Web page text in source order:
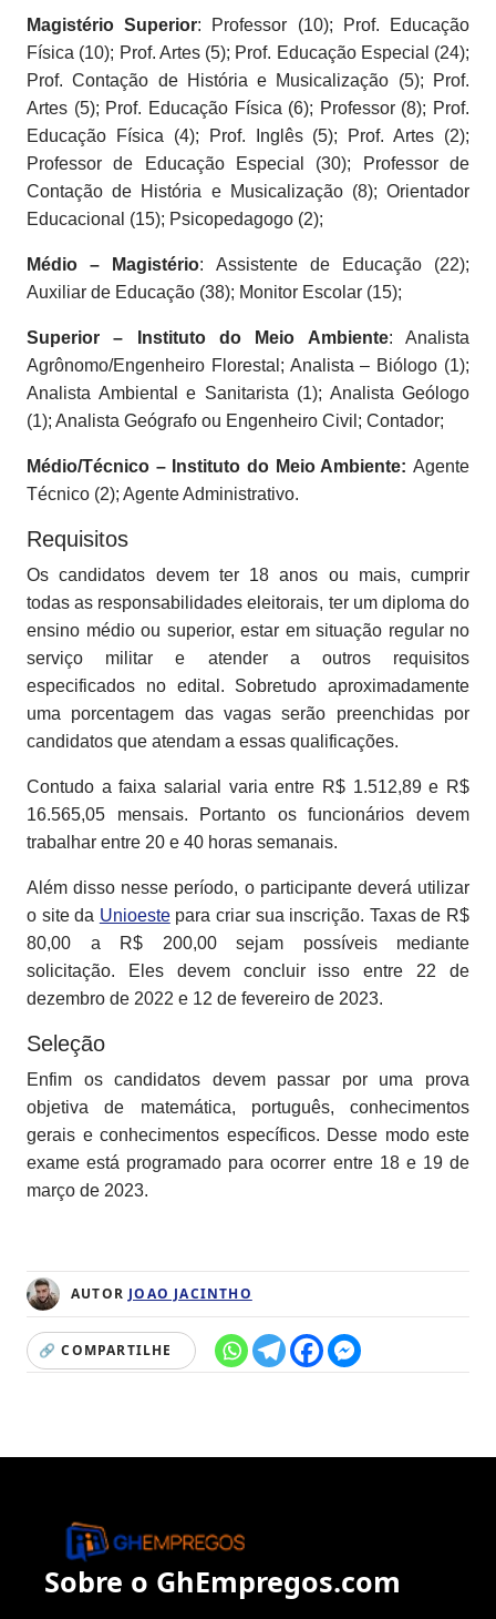
Magistério Superior: Professor (10); Prof. Educação
Física (10); Prof. Artes (5); Prof. Educação Especial (24);
Prof. Contação de História e Musicalização (5); Prof.
Artes (5); Prof. Educação Física (6); Professor (8); Prof.
Educação Física (4); Prof. Inglês (5); Prof. Artes (2);
Professor de Educação Especial (30); Professor de
Contação de História e Musicalização (8); Orientador
Educacional (15); Psicopedagogo (2);
Médio – Magistério: Assistente de Educação (22);
Auxiliar de Educação (38); Monitor Escolar (15);
Superior – Instituto do Meio Ambiente: Analista
Agrônomo/Engenheiro Florestal; Analista – Biólogo (1);
Analista Ambiental e Sanitarista (1); Analista Geólogo
(1); Analista Geógrafo ou Engenheiro Civil; Contador;
Médio/Técnico – Instituto do Meio Ambiente: Agente
Técnico (2); Agente Administrativo.
Requisitos
Os candidatos devem ter 18 anos ou mais, cumprir
todas as responsabilidades eleitorais, ter um diploma do
ensino médio ou superior, estar em situação regular no
serviço militar e atender a outros requisitos
especificados no edital. Sobretudo aproximadamente
uma porcentagem das vagas serão preenchidas por
candidatos que atendam a essas qualificações.
Contudo a faixa salarial varia entre R$ 1.512,89 e R$
16.565,05 mensais. Portanto os funcionários devem
trabalhar entre 20 e 40 horas semanais.
Além disso nesse período, o participante deverá utilizar
o site da Unioestepara criar sua inscrição. Taxas de R$
80,00 a R$ 200,00 sejam possíveis mediante
solicitação. Eles devem concluir isso entre 22 de
dezembro de 2022 e 12 de fevereiro de 2023.
Seleção
Enfim os candidatos devem passar por uma prova
objetiva de matemática, português, conhecimentos
gerais e conhecimentos específicos. Desse modo este
exame está programado para ocorrer entre 18 e 19 de
março de 2023.
AUTOR JOAO JACINTHO
🔗 COMPARTILHE
Sobre o GhEmpregos.com